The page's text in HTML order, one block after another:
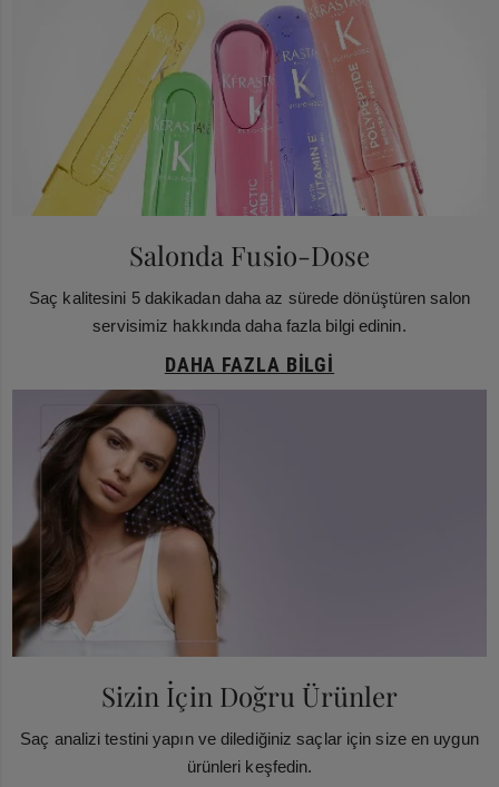
Salonda Fusio-Dose
Saç kalitesini 5 dakikadan daha az sürede dönüştüren salon
servisimiz hakkında daha fazla bilgi edinin.
DAHA FAZLA BILGI
Sizin İçin Doğru Ürünler
Saç analizi testini yapın ve dilediğiniz saçlar için size en uygun
ürünleri keşfedin.